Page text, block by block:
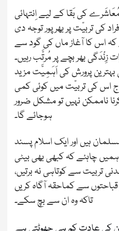
کی بَقا کے لیے اِنتہائی
کی تربیّت پر بھرپور توجہ دی
کہ اس کا آغاز ماں کی گود سے
زِنْدَگی بھر بچے پر مُرتَّب رہیں۔
بہترین پرورش کی اَہَمِیَّت مزید
اس کی تربیّت میں کوئی کمی
ناممکن نہیں تو مشکل ضرور
ہوجائے گا۔
ہیں اور ایک اسلام پسند
چاہئے کہ کبھی بھی بیٹی
تربیت سے کوتاہی نہ برتیں،
سے کماحقہ آگاہ کریں
تاکہ وہ ان سے بچ سکے۔